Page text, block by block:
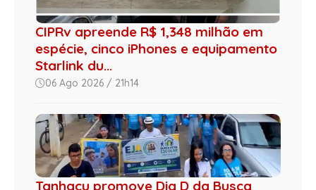
CIPRv apreende R$ 1,348 milhão em
espécie, cinco iPhones e equipamento
Starlink du...
06 Ago 2026 / 21h14
Tanhaçu promove Dia D da Busca